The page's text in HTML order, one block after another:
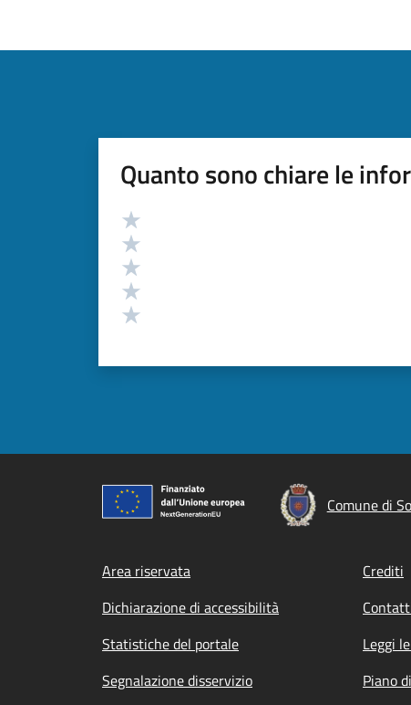
Quanto sono chiare le
Valutazione
Comune di
Footer menu
Area riservata Crediti
Dichiarazione di accessibilità
Statistiche del portale
Leggi
Segnalazione disservizio
Piano